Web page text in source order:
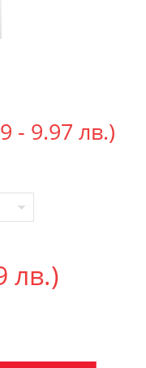
range: 3.42
- 9.97 лв.)
лв.)